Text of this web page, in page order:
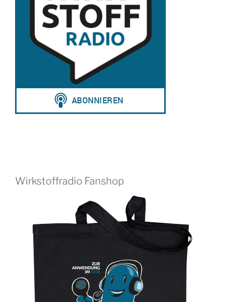
Wirkstoffradio Fanshop